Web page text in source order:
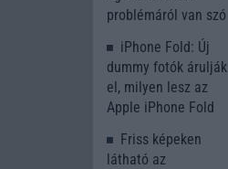
problémáról van szó
iPhone Fold: Új
dummy fotók árulják
el, milyen lesz az
Apple iPhone Fold
Friss képeken
látható az